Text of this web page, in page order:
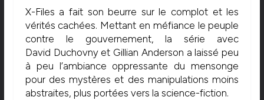
X-Files a fait son beurre sur le complot et les
vérités cachées. Mettant en méfiance le peuple
contre le gouvernement, la série avec
David Duchovnyet Gillian Anderson a laissé peu
à peu l’ambiance oppressante du mensonge
pour des mystères et des manipulations moins
abstraites, plus portées vers la science-fiction.